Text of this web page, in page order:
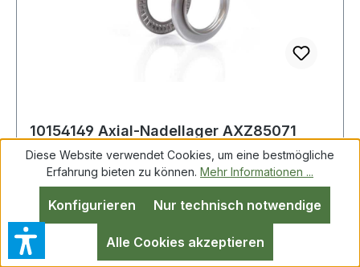
10154149 Axial-Nadellager AXZ85071
Innen-Ø 50 mm Außen-Ø 71 mm Breite8
mm
Axial-Nadellager AXZ85071 ID 50mm AD 71mm
Breite8mm Weitere technische Eigenschaften: ·
Artikelumfang: Axial-Nadelkranz mit eingebauter
Diese Website verwendet Cookies, um eine bestmögliche
Erfahrung bieten zu können. Mehr Informationen ...
Nur technisch notwendige
Konfigurieren
Alle Cookies akzeptieren